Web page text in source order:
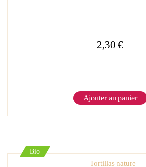
2,30 €
Ajouter au panier
Bio
Tortillas nature